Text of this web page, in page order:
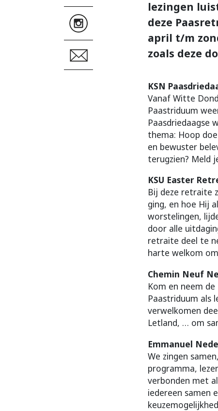
lezingen
deze
april t/m
zoals deze
KSN
Vanaf Witte
Paastriduum
Paasdriedaagse
thema: Hoop
en bewuster
terugzien? Meld
KSU Easter
Bij deze retraite
ging, en hoe Hij
worstelingen,
door alle
retraite deel te
harte welkom
Chemin Neuf
Kom en neem
Paastriduum als
verwelkomen
Letland, … om
Emmanuel
We zingen
programma,
verbonden met
iedereen samen